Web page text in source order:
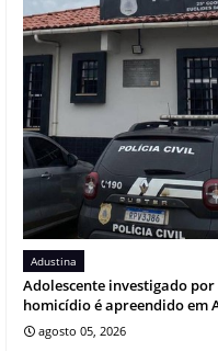
Adustina
Adolescente investigado
homicídio é apreendido em
agosto 05, 2026